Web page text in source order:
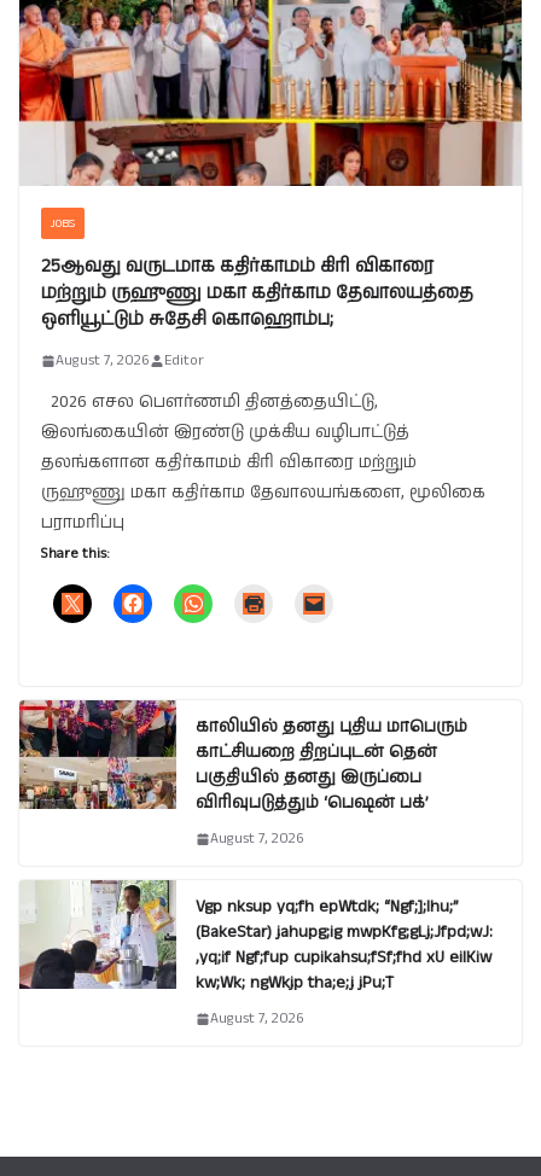
JOBS
25ஆவது வருடமாக கதிர்காமம் கிரி விகாரை
மற்றும் ருஹுணு மகா கதிர்காம தேவாலயத்தை
ஒளியூட்டும் சுதேசி கொஹொம்ப;
August 7, 2026 Editor
2026 எசல பௌர்ணமி தினத்தையிட்டு,
இலங்கையின் இரண்டு முக்கிய வழிபாட்டுத்
தலங்களான கதிர்காமம் கிரி விகாரை மற்றும்
ருஹுணு மகா கதிர்காம தேவாலயங்களை, மூலிகை
பராமரிப்பு
Share this:
காலியில் தனது புதிய மாபெரும்
காட்சியறை திறப்புடன் தென்
பகுதியில் தனது இருப்பை
விரிவுபடுத்தும் ‘பெஷன் பக்’
August 7, 2026
Vgp nksup yq;fh epWtdk; “Ngf;];lhu;”
(BakeStar) jahupg;ig mwpKfg;gLj;Jfpd;wJ:
,yq;if Ngf;fup cupikahsu;fSf;fhd xU eilKiw
kw;Wk; ngWkjp tha;e;j jPu;T
August 7, 2026